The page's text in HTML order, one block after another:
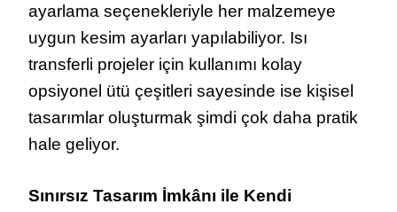
ayarlama seçenekleriyle her malzemeye
uygun kesim ayarları yapılabiliyor. Isı
transferli projeler için kullanımı kolay
opsiyonel ütü çeşitleri sayesinde ise kişisel
tasarımlar oluşturmak şimdi çok daha pratik
hale geliyor.
Sınırsız Tasarım İmkânı ile Kendi